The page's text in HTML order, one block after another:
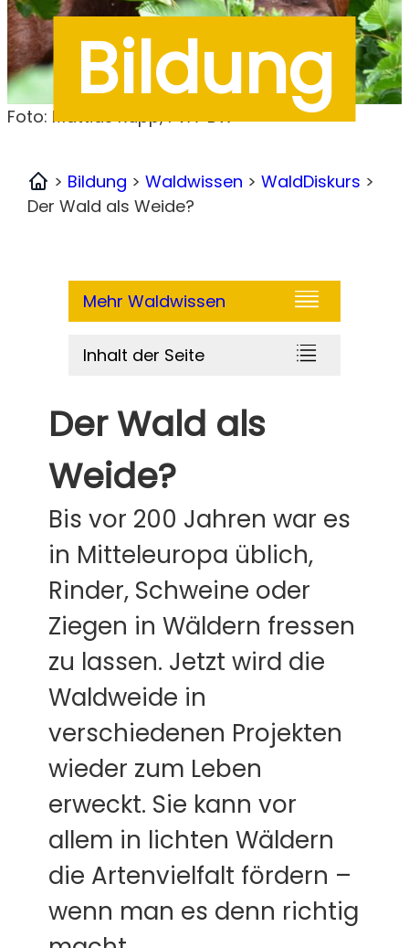
Bildung
Foto: Mattias Rupp, FVA-BW
Home
> Bildung >Waldwissen >WaldDiskurs >
Der Wald als Weide?
Mehr Waldwissen
Inhalt der Seite
Der Wald als
Weide?
Bis vor 200 Jahren war es
in Mitteleuropa üblich,
Rinder, Schweine oder
Ziegen in Wäldern fressen
zu lassen. Jetzt wird die
Waldweide in
verschiedenen Projekten
wieder zum Leben
erweckt. Sie kann vor
allem in lichten Wäldern
die Artenvielfalt fördern –
wenn man es denn richtig